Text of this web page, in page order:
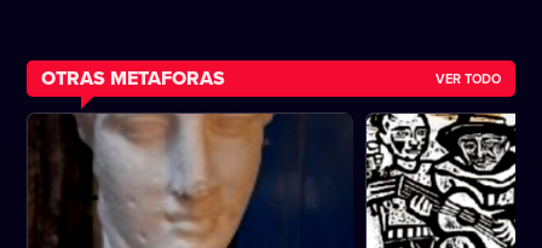
OTRAS METAFORAS VER TODO